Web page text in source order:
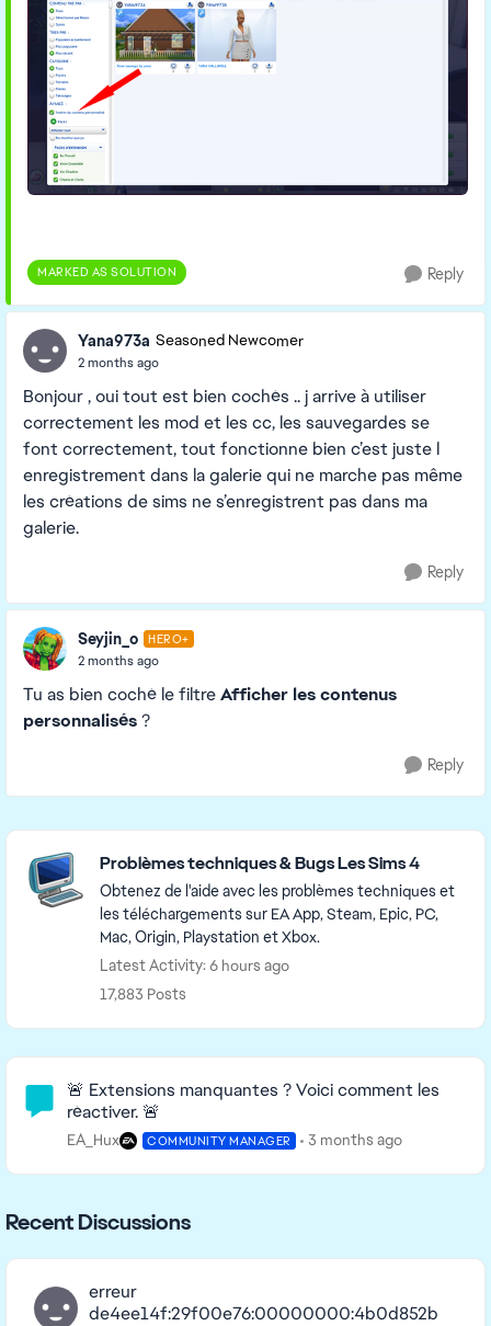
MARKED AS SOLUTION Reply
Yana973a Seasoned Newcomer
2 months ago
Bonjour , oui tout est bien cochés .. j arrive à utiliser
correctement les mod et les cc, les sauvegardes se
font correctement, tout fonctionne bien c’est juste l
enregistrement dans la galerie qui ne marche pas même
les créations de sims ne s’enregistrent pas dans ma
galerie.
Reply
Seyjin_o HERO+
2 months ago
Tu as bien coché le filtreAfficher les contenus
personnalisés?
Reply
Featured Places
Problèmes techniques & Bugs Les Sims 4
Obtenez de l'aide avec les problèmes techniques et
les téléchargements sur EA App, Steam, Epic, PC,
Mac, Origin, Playstation et Xbox.
Latest Activity: 6 hours ago
17,883 Posts
Community Highlights
🚨 Extensions manquantes ? Voici comment les
réactiver. 🚨
EA_Hux COMMUNITY MANAGER 3 months ago
Recent Discussions
erreur
de4ee14f:29f00e76:00000000:4b0d852b